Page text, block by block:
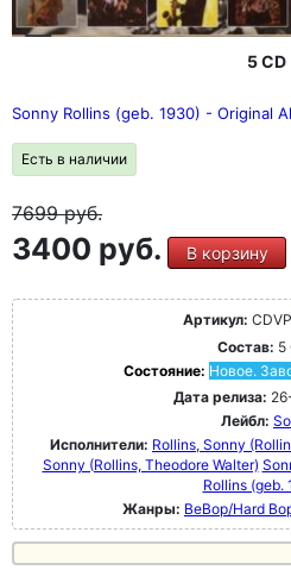
5 CD
Sonny Rollins (geb. 1930) - Original
Есть в наличии
7699руб.
3400 руб. В корзину
Артикул:
Состав: 5
Состояние: Новое.
Дата релиза:
Лейбл:
Исполнители: Rollins, Sonny
Sonny (Rollins, Theodore Walter)
Rollins (geb.
Жанры: BeBop/Hard